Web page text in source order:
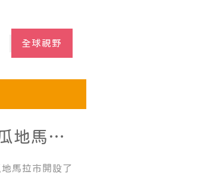
全球視野
地馬拉
室
馬拉市開設了